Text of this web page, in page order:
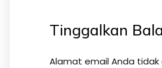
Tinggalkan
Alamat email Anda tidak